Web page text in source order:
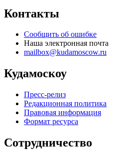
Контакты
Сообщить об ошибке
Наша электронная почта
mailbox@kudamoscow.ru
Кудамоскоу
Пресс-релиз
Редакционная политика
Правовая информация
Формат ресурса
Сотрудничество